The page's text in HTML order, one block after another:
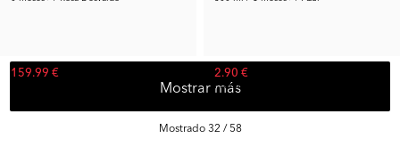
159.99 €
Precio ant.:
2.90 €
Mostrar más
Mostrado 32 / 58